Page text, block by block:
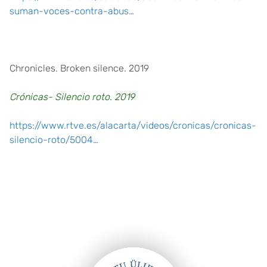
suman-voces-contra-abus…
Chronicles. Broken silence. 2019
Crónicas- Silencio roto. 2019
https://www.rtve.es/alacarta/videos/cronicas/cronicas-
silencio-roto/5004…